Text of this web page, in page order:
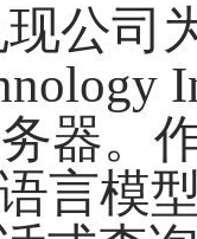
公司
器。
言模